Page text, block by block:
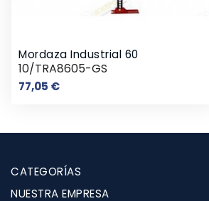
Mordaza Industrial 60
10/TRA8605-GS
77,05 €Precio
CATEGORÍAS
NUESTRA EMPRESA